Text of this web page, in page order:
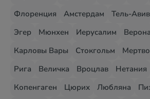
Флоренция
Амстердам Тель-Авив
Эгер
Мюнхен Иерусалим Верона
Карловы Вары
Стокгольм
Рига
Величка Вроцлав Нетания
Копенгаген
Цюрих Любляна